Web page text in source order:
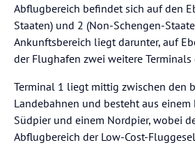
Abflugbereich befindet sich auf den
Staaten) und 2 (Non-Schengen-
Ankunftsbereich liegt darunter, auf
der Flughafen zwei weitere Terminals
Terminal 1 liegt mittig zwischen den
Landebahnen und besteht aus einem
Südpier und einem Nordpier, wobei
Abflugbereich der Low-Cost-